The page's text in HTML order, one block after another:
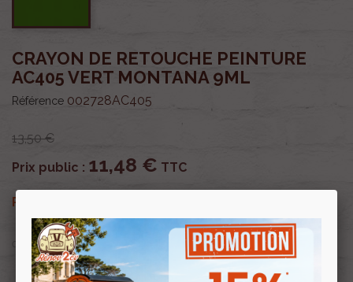
CRAYON DE RETOUCHE PEINTURE
AC405 VERT MONTANA 9ML
Référence 002728AC405
13,50 €
Prix public : 11,48 € TTC
Prix club
OU PAYER EN